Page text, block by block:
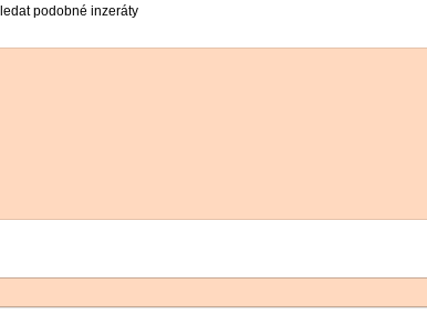
podobné inzeráty